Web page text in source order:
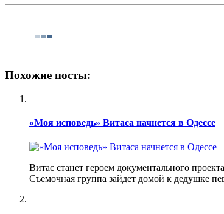
Похожие посты:
«Моя исповедь» Витаса начнется в Одессе
Витас станет героем документального
Съемочная группа зайдет домой к дедушке